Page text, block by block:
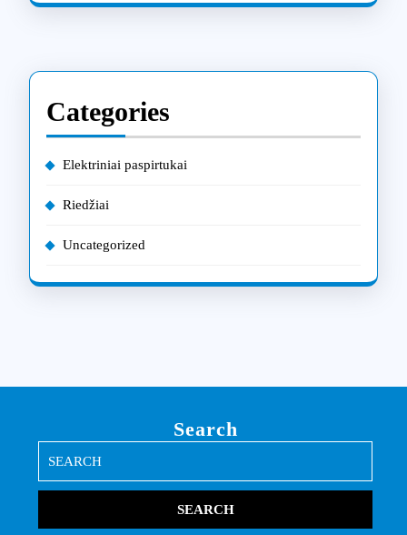
Categories
Elektriniai paspirtukai
Riedžiai
Uncategorized
Search
for: